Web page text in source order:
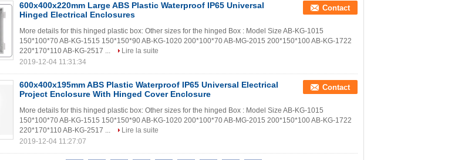
600x400x220mm Large ABS Plastic Waterproof IP65 Universal
Hinged Electrical Enclosures
Contact
More details for this hinged plastic box: Other sizes for the hinged Box : Model Size AB-KG-1015
150*100*70 AB-KG-1515 150*150*90 AB-KG-1020 200*100*70 AB-MG-2015 200*150*100 AB-KG-1722
220*170*110 AB-KG-2517 ...
Lire la suite
2019-12-04 11:31:34
600x400x195mm ABS Plastic Waterproof IP65 Universal Electrical
Project Enclosure With Hinged Cover Enclosure
Contact
More details for this hinged plastic box: Other sizes for the hinged Box : Model Size AB-KG-1015
150*100*70 AB-KG-1515 150*150*90 AB-KG-1020 200*100*70 AB-MG-2015 200*150*100 AB-KG-1722
220*170*110 AB-KG-2517 ...
Lire la suite
2019-12-04 11:27:07